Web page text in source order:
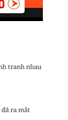
tranh nhau
đã ra mắt